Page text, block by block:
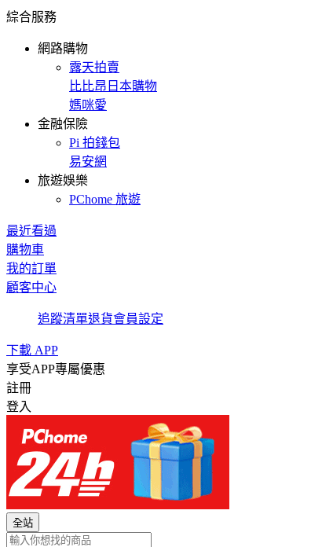
綜合服務
網路購物
露天拍賣
比比昂日本購物
媽咪愛
金融保險
Pi 拍錢包
易安網
旅遊娛樂
PChome 旅遊
最近看過
購物車
我的訂單
顧客中心
追蹤清單退貨會員設定
下載 APP
享受APP專屬優惠
註冊
登入
全站